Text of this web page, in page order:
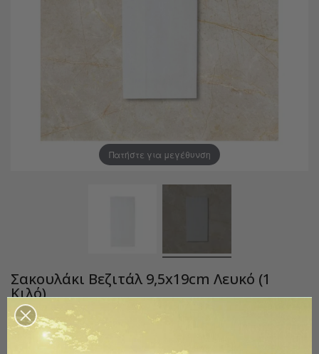
Πατήστε για μεγέθυνση
Σακουλάκι Βεζιτάλ 9,5x19cm Λευκό (1
Κιλό)
Κωδικός 605-27.56